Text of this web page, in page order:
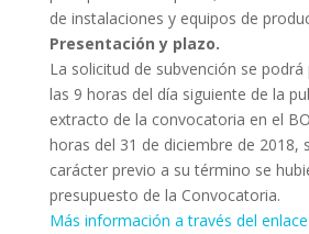
de instalaciones y equipos de
Presentación y plazo.
La solicitud de subvención se
las 9 horas del día siguiente de la
extracto de la convocatoria en el
horas del 31 de diciembre de 2018,
carácter previo a su término se
presupuesto de la Convocatoria.
Más información a través del enlace